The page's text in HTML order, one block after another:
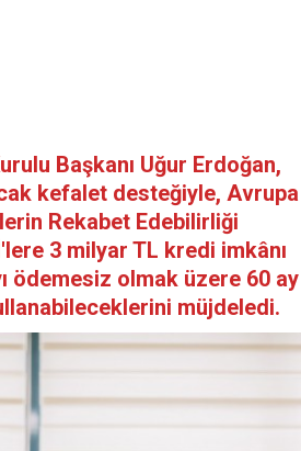
Başkanı Uğur Erdoğan,
kefalet desteğiyle, Avrupa
Rekabet Edebilirliği
3 milyar TL kredi imkânı
ödemesiz olmak üzere 60 ay
müjdeledi.